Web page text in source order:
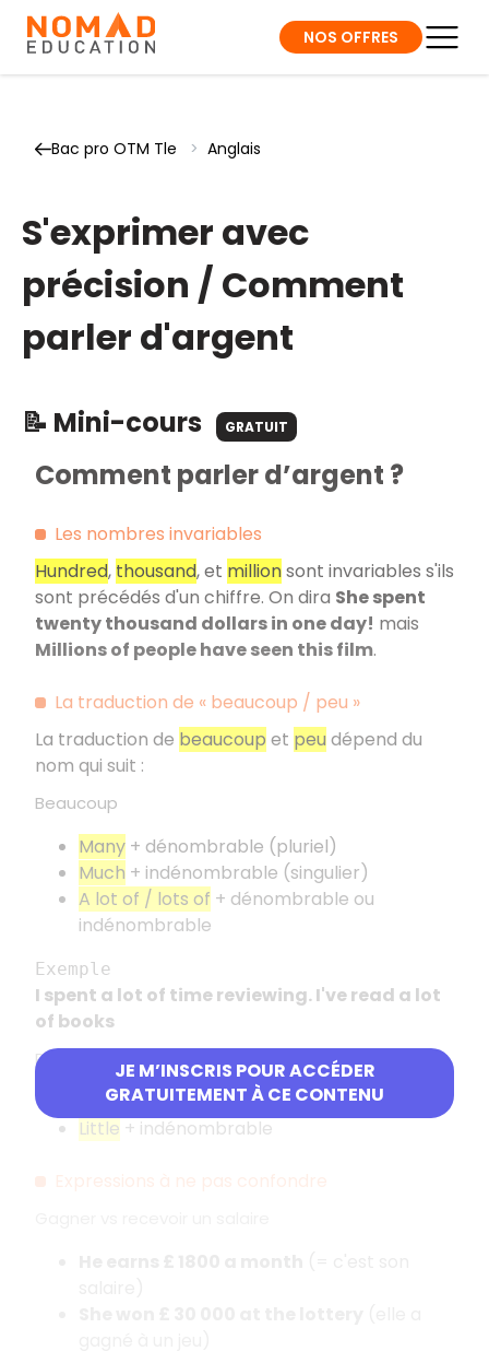
NOS OFFRES
Bac pro OTM Tle > Anglais
S'exprimer avec
précision / Comment
parler d'argent
📝 Mini-cours GRATUIT
JE M’INSCRIS POUR ACCÉDER
GRATUITEMENT À CE CONTENU
Comment parler d’argent ?
Les nombres invariables
Hundred, thousand, et millionsont invariables s'ils
sont précédés d'un chiffre. On dira She spent
twenty thousand dollars in one day! mais
Millions of people have seen this film.
La traduction de « beaucoup / peu »
La traduction de beaucoup et peu dépend du
nom qui suit :
Beaucoup
Many + dénombrable (pluriel)
Much + indénombrable (singulier)
A lot of / lots of + dénombrable ou
indénombrable
Exemple
I spent a lot of time reviewing. I've read a lot
of books
Peu
Few+ dénombrable
Little + indénombrable
Expressions à ne pas confondre